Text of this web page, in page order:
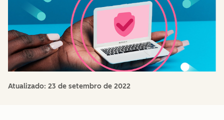
Atualizado: 23 de setembro de 2022